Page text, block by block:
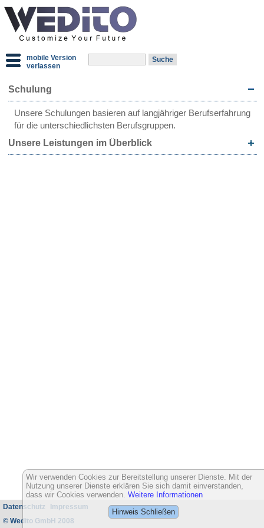
mobile Version
verlassen
Schulung
Unsere Schulungen basieren auf langjähriger Berufserfahrung
für die unterschiedlichsten Berufsgruppen.
Unsere Leistungen im Überblick
Datenschutz
Impressum
© Wedito GmbH 2008
Wir verwenden Cookies zur Bereitstellung unserer Dienste. Mit der
Nutzung unserer Dienste erklären Sie sich damit einverstanden,
dass wir Cookies verwenden. Weitere Informationen
Hinweis Schließen